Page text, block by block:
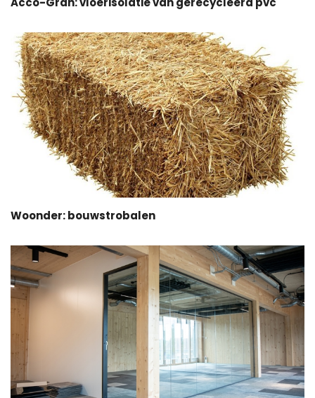
Woonder: bouwstrobalen